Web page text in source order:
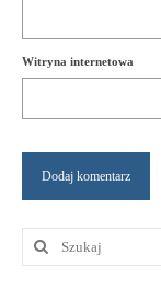
Witryna internetowa
Szuklaj